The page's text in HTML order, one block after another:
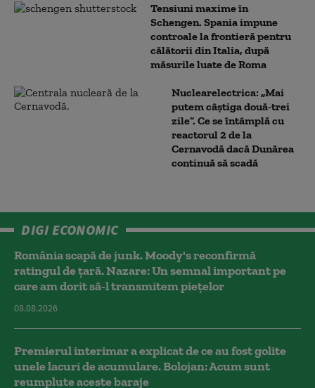
Tensiuni maxime în
Schengen. Spania impune
controale la frontieră pentru
călătorii din Italia, după
măsurile luate de Roma
Nuclearelectrica: „Mai
putem câștiga două-trei
zile”. Ce se întâmplă cu
reactorul 2 de la
Cernavodă dacă Dunărea
continuă să scadă
DIGI ECONOMIC
România scapă de junk. Moody's reconfirmă
ratingul de țară. Nazare: Un semnal important pe
care am dorit să-l transmitem piețelor
08.08.2026
Premierul interimar a explicat de ce au fost golite
unele lacuri de acumulare. Bolojan: Acum sunt
reumplute aceste baraje